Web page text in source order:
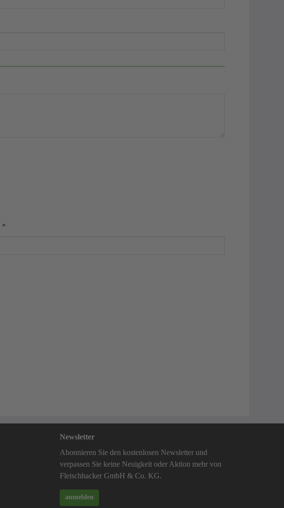
*
Newsletter
Abonnieren Sie den kostenlosen Newsletter und
verpassen Sie keine Neuigkeit oder Aktion mehr von
Fleischhacker GmbH & Co. KG.
anmelden